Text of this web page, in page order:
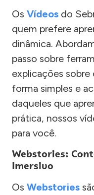
Os Vídeos do
quem prefere
dinâmica.
passo sobre
explicações
forma simples e
daqueles que
prática, nossos
para você.
Webstories:
Imersivo
Os Webstories